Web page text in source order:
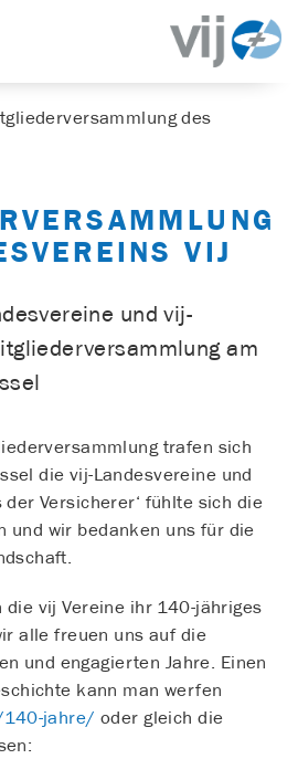
des
VIJ
und vij-
am
trafen sich
die vij-Landesvereine und
der Versicherer‘ fühlte sich die
und wir bedanken uns für die
vij Vereine ihr 140-jähriges
alle freuen uns auf die
und engagierten Jahre. Einen
kann man werfen
jahre/ oder gleich die